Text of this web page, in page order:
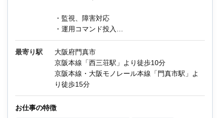
・監視、障害対応
・運用コマンド投入
・バックアップ
・外観ランプ、動作確認
・手順書、マニュアル、報告書等の作成
環境：Windows Server、Linux Server、仮想
最寄り駅
大阪府門真市
京阪本線「西三荘駅」より徒歩10分
京阪本線・大阪モノレール本線「門真市駅」よ
り徒歩15分
お仕事の特徴